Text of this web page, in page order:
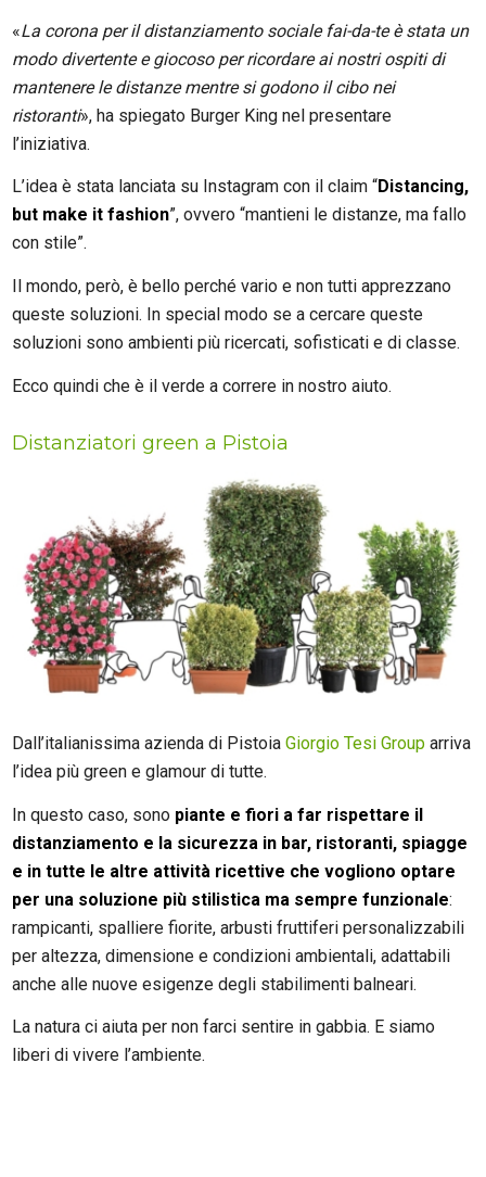
«La corona per il distanziamento sociale fai-da-te è stata un
modo divertente e giocoso per ricordare ai nostri ospiti di
mantenere le distanze mentre si godono il cibo nei
ristoranti», ha spiegato Burger King nel presentare
l’iniziativa.
L’idea è stata lanciata su Instagram con il claim “Distancing,
but make it fashion”, ovvero “mantieni le distanze, ma fallo
con stile”.
Il mondo, però, è bello perché vario e non tutti apprezzano
queste soluzioni. In special modo se a cercare queste
soluzioni sono ambienti più ricercati, sofisticati e di classe.
Ecco quindi che è il verde a correre in nostro aiuto.
Distanziatori green a Pistoia
Dall’italianissima azienda di PistoiaGiorgio Tesi Group arriva
l’idea più green e glamour di tutte.
In questo caso, sono piante e fiori a far rispettare il
distanziamento e la sicurezza in bar, ristoranti, spiagge
e in tutte le altre attività ricettive che vogliono optare
per una soluzione più stilistica ma sempre funzionale:
rampicanti, spalliere fiorite, arbusti fruttiferi personalizzabili
per altezza, dimensione e condizioni ambientali, adattabili
anche alle nuove esigenze degli stabilimenti balneari.
La natura ci aiuta per non farci sentire in gabbia. E siamo
liberi di vivere l’ambiente.